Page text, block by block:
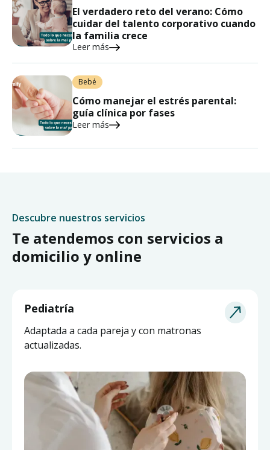
El verdadero reto del verano: Cómo
cuidar del talento corporativo cuando
la familia crece
Leer más
Bebé
Cómo manejar el estrés parental:
guía clínica por fases
Leer más
Descubre nuestros servicios
Te atendemos con servicios a
domicilio y online
Pediatría
Adaptada a cada pareja y con matronas
actualizadas.